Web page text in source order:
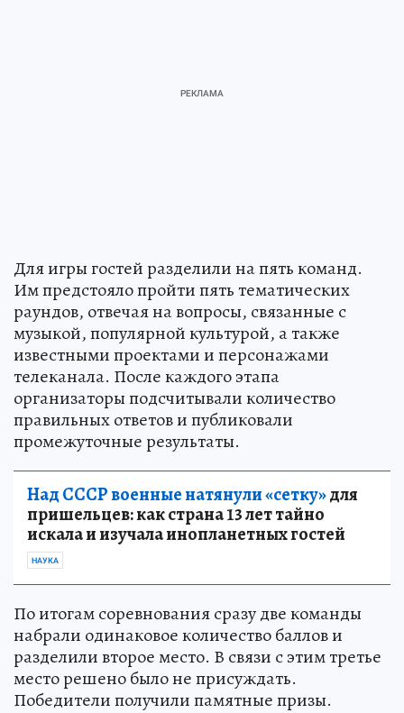
Для игры гостей разделили на пять команд.
Им предстояло пройти пять тематических
раундов, отвечая на вопросы, связанные с
музыкой, популярной культурой, а также
известными проектами и персонажами
телеканала. После каждого этапа
организаторы подсчитывали количество
правильных ответов и публиковали
промежуточные результаты.
Над СССР военные натянули «сетку»для
пришельцев: как страна 13 лет тайно
искала и изучала инопланетных гостей
НАУКА
По итогам соревнования сразу две команды
набрали одинаковое количество баллов и
разделили второе место. В связи с этим третье
место решено было не присуждать.
Победители получили памятные призы.